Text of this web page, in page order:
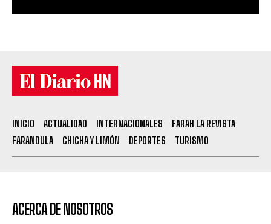
INICIO ACTUALIDAD INTERNACIONALES
FARAH LA REVISTA
FARANDULA
CHICHA Y LIMÓN DEPORTES TURISMO
ACERCA DE NOSOTROS